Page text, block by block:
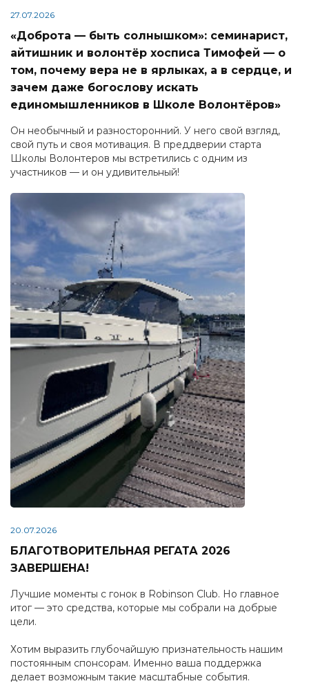
27.07.2026
«Доброта — быть солнышком»: семинарист,
айтишник и волонтёр хосписа Тимофей — о
том, почему вера не в ярлыках, а в сердце, и
зачем даже богослову искать
единомышленников в Школе Волонтёров»
Он необычный и разносторонний. У него свой взгляд,
свой путь и своя мотивация. В преддверии старта
Школы Волонтеров мы встретились с одним из
участников — и он удивительный!
20.07.2026
БЛАГОТВОРИТЕЛЬНАЯ РЕГАТА 2026
ЗАВЕРШЕНА!
Лучшие моменты с гонок в Robinson Club. Но главное
итог — это средства, которые мы собрали на добрые
цели.
Хотим выразить глубочайшую признательность нашим
постоянным спонсорам. Именно ваша поддержка
делает возможным такие масштабные события.